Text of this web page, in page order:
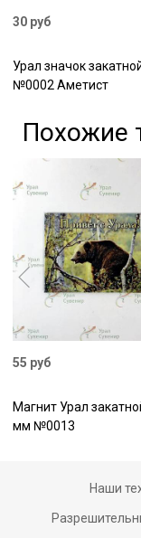
30 руб
Урал значок
№0002 Аметист
Похожие
55 руб
Магнит Урал
мм №0013
Наши